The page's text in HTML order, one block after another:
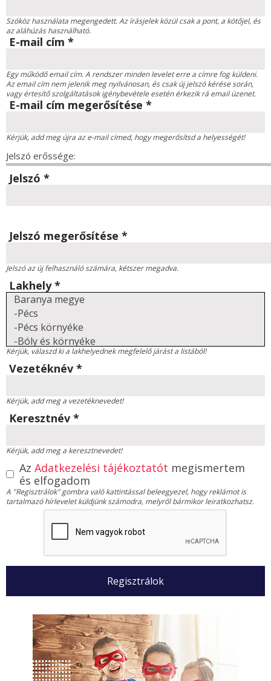
Szóköz használata megengedett. Az írásjelek közül csak a pont, a kötőjel, és
az aláhúzás használható.
E-mail cím *
Egy működő email cím. A rendszer minden levelet erre a címre fog küldeni.
Az email cím nem jelenik meg nyilvánosan, és csak új jelszó kérése során,
vagy értesítő szolgáltatások igénybevétele esetén érkezik rá email üzenet.
E-mail cím megerősítése *
Kérjük, add meg újra az e-mail címed, hogy megerősítsd a helyességét!
Jelszó erőssége:
Jelszó *
Jelszó megerősítése *
Jelszó az új felhasználó számára, kétszer megadva.
Lakhely*
Kérjük, válaszd ki a lakhelyednek megfelelő járást a listából!
Vezetéknév *
Kérjük, add meg a vezetéknevedet!
Keresztnév *
Kérjük, add meg a keresztnevedet!
Az Adatkezelési tájékoztatót megismertem
és elfogadom
A "Regisztrálok" gombra való kattintással beleegyezel, hogy reklámot is
tartalmazó hírlevelet küldjünk számodra, melyről bármikor leiratkozhatsz.